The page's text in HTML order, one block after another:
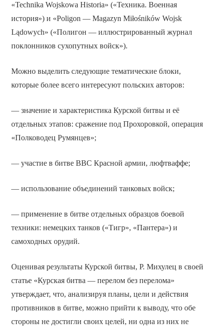
«Technika Wojskowa Historia» («Техника. Военная
история») и «Poligon — Magazyn Miłośników Wojsk
Lądowych» («Полигон — иллюстрированный журнал
поклонников сухопутных войск»).
Можно выделить следующие тематические блоки,
которые более всего интересуют польских авторов:
— значение и характеристика Курской битвы и её
отдельных этапов: сражение под Прохоровкой, операция
«Полководец Румянцев»;
— участие в битве ВВС Красной армии, люфтваффе;
— использование объединений танковых войск;
— применение в битве отдельных образцов боевой
техники: немецких танков («Тигр», «Пантера») и
самоходных орудий.
Оценивая результаты Курской битвы, Р. Михулец в своей
статье «Курская битва — перелом без перелома»
утверждает, что, анализируя планы, цели и действия
противников в битве, можно прийти к выводу, что обе
стороны не достигли своих целей, ни одна из них не